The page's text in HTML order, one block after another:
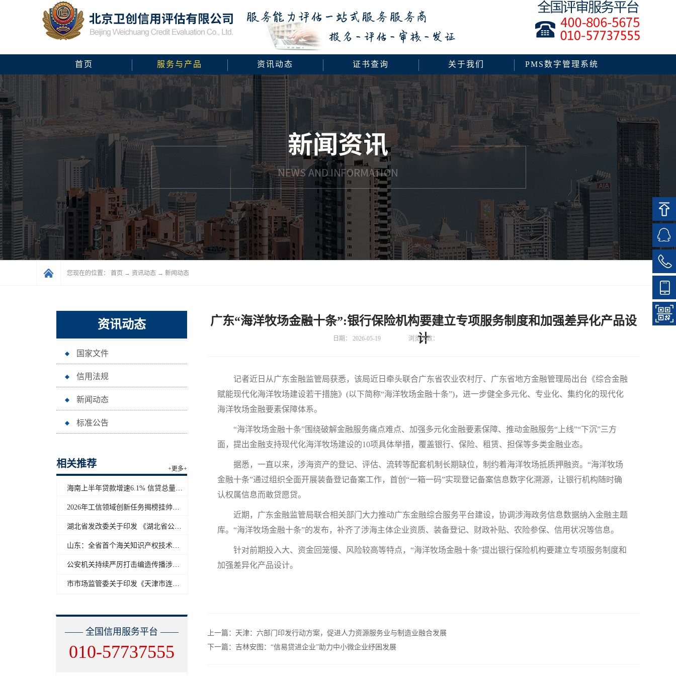
首页 服务与产品 资讯动态 证书查询 关于我们 PMS数字管理系统
您现在的位置： 首页 → 资讯动态 → 新闻动态
资讯动态
国家文件
信用法规
新闻动态
标准公告
相关推荐 +更多+
海南上半年贷款增速6.1% 信贷总量保持合理平稳增长
2026年工信领域创新任务揭榜挂帅工作启动
湖北省发改委关于印发 《湖北省公共信用信息目录（2026年版）》的通知
山东：全省首个海关知识产权技术调查官制度落地济南自贸片区
公安机关持续严厉打击编造传播涉汛涉灾网络谣言
市市场监管委关于印发《天津市连锁企业食品经营许可“先证后核”信用承诺审批实施办法》的通知
—— 全国信用服务平台 ——
010-57737555
广东“海洋牧场金融十条”:银行保险机构要建立专项服务制度和加强差异化产品设
计
日期： 2026-05-19 浏览次数：
记者近日从广东金融监管局获悉，该局近日牵头联合广东省农业农村厅、广东省地方金融管理局出台《综合金融
赋能现代化海洋牧场建设若干措施》(以下简称“海洋牧场金融十条”)，进一步健全多元化、专业化、集约化的现代化
海洋牧场金融要素保障体系。
“海洋牧场金融十条”围绕破解金融服务痛点难点、加强多元化金融要素保障、推动金融服务“上线”“下沉”三方
面，提出金融支持现代化海洋牧场建设的10项具体举措，覆盖银行、保险、租赁、担保等多类金融业态。
据悉，一直以来，涉海资产的登记、评估、流转等配套机制长期缺位，制约着海洋牧场抵质押融资。“海洋牧场
金融十条”通过组织全面开展装备登记备案工作，首创“一箱一码”实现登记备案信息数字化溯源，让银行机构随时确
认权属信息而敢贷愿贷。
近期，广东金融监管局联合相关部门大力推动广东金融综合服务平台建设，协调涉海政务信息数据纳入金融主题
库。“海洋牧场金融十条”的发布，补齐了涉海主体企业资质、装备登记、财政补贴、农险参保、信用状况等信息。
针对前期投入大、资金回笼慢、风险较高等特点，“海洋牧场金融十条”提出银行保险机构要建立专项服务制度和
加强差异化产品设计。
上一篇： 天津：六部门印发行动方案，促进人力资源服务业与制造业融合发展
下一篇： 吉林安图：“信易贷进企业”助力中小微企业纾困发展